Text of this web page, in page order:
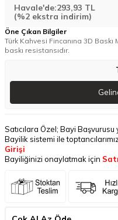
Havale'de:293,93 TL
(%2 ekstra indirim)
Öne Çıkan Bilgiler
Türk Kahvesi Fincanına 3D
baskı resistansıdır.
Satıcılara Özel; Bayi
Bayilik sistemi ile
Girişi
Bayiliğinizi onaylatmak için